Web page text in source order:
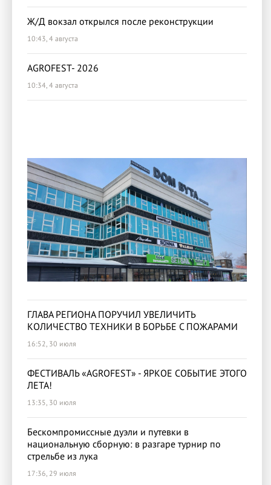
Ж/Д вокзал открылся после реконструкции
10:43, 4 августа
AGROFEST- 2026
10:34, 4 августа
ГЛАВА РЕГИОНА ПОРУЧИЛ УВЕЛИЧИТЬ
КОЛИЧЕСТВО ТЕХНИКИ В БОРЬБЕ С ПОЖАРАМИ
16:52, 30 июля
ФЕСТИВАЛЬ «AGROFEST» - ЯРКОЕ СОБЫТИЕ ЭТОГО
ЛЕТА!
13:35, 30 июля
Бескомпромиссные дуэли и путевки в
национальную сборную: в разгаре турнир по
стрельбе из лука
17:36, 29 июля